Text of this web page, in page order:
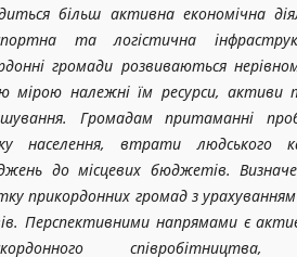
більш активна економічна
та логістична
громади розвиваються
мірою належні їм ресурси, активи
Громадам притаманні
населення, втрати людського
до місцевих бюджетів.
прикордонних громад з
Перспективними напрямами є